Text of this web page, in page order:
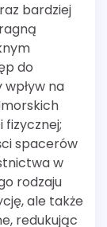
bardziej
do
na
spacerów
w
rodzaju
ale także
redukując